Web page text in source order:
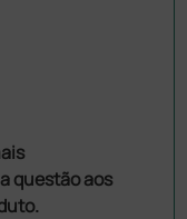
questão aos